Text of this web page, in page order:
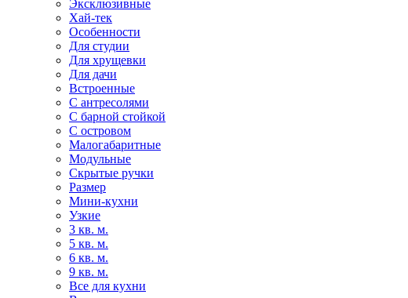
Эксклюзивные
Хай-тек
Особенности
Для студии
Для хрущевки
Для дачи
Встроенные
С антресолями
С барной стойкой
С островом
Малогабаритные
Модульные
Скрытые ручки
Размер
Мини-кухни
Узкие
3 кв. м.
5 кв. м.
6 кв. м.
9 кв. м.
Все для кухни